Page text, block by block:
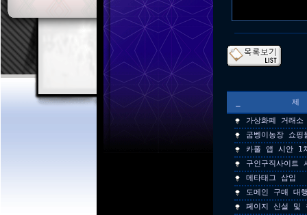
가상화폐 거래
굼벵이농장 쇼핑
카풀 앱 시안 1
구인구직사이트
메타태그 삽입
도메인 구매 대
페이지 신설 및